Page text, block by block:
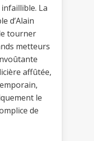
La
d’Alain
tourner
metteurs
affûtée,
le
de